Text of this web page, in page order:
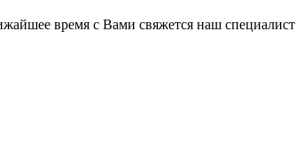
время с Вами свяжется наш специалист